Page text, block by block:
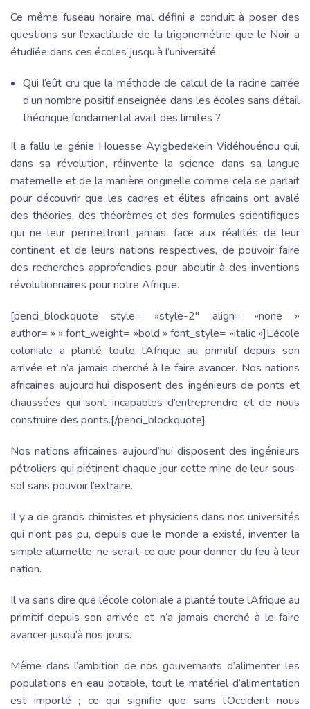
Ce même fuseau horaire mal défini a conduit à poser des
questions sur l’exactitude de la trigonométrie que le Noir a
étudiée dans ces écoles jusqu’à l’université.
Qui l’eût cru que la méthode de calcul de la racine carrée
d’un nombre positif enseignée dans les écoles sans détail
théorique fondamental avait des limites ?
Il a fallu le génie Houesse Ayigbedekein Vidéhouénou qui,
dans sa révolution, réinvente la science dans sa langue
maternelle et de la manière originelle comme cela se parlait
pour découvrir que les cadres et élites africains ont avalé
des théories, des théorèmes et des formules scientifiques
qui ne leur permettront jamais, face aux réalités de leur
continent et de leurs nations respectives, de pouvoir faire
des recherches approfondies pour aboutir à des inventions
révolutionnaires pour notre Afrique.
[penci_blockquote style= »style-2″ align= »none »
author= » » font_weight= »bold » font_style= »italic »]L’école
coloniale a planté toute l’Afrique au primitif depuis son
arrivée et n’a jamais cherché à le faire avancer. Nos nations
africaines aujourd’hui disposent des ingénieurs de ponts et
chaussées qui sont incapables d’entreprendre et de nous
construire des ponts.[/penci_blockquote]
Nos nations africaines aujourd’hui disposent des ingénieurs
pétroliers qui piétinent chaque jour cette mine de leur sous-
sol sans pouvoir l’extraire.
Il y a de grands chimistes et physiciens dans nos universités
qui n’ont pas pu, depuis que le monde a existé, inventer la
simple allumette, ne serait-ce que pour donner du feu à leur
nation.
Il va sans dire que l’école coloniale a planté toute l’Afrique au
primitif depuis son arrivée et n’a jamais cherché à le faire
avancer jusqu’à nos jours.
Même dans l’ambition de nos gouvernants d’alimenter les
populations en eau potable, tout le matériel d’alimentation
est importé ; ce qui signifie que sans l’Occident nous